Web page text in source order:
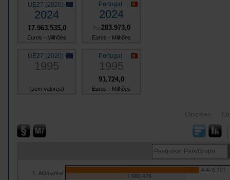
UE27 (2020)
2024
17.963.535,0
Euros - Milhões
Portugal
2024
283.973,0
Euros - Milhões
UE27 (2020)
1995
(sem valores)
Portugal
1995
91.724,0
Euros - Milhões
Opções
1. Alemanha 4.478.101
1.980.476